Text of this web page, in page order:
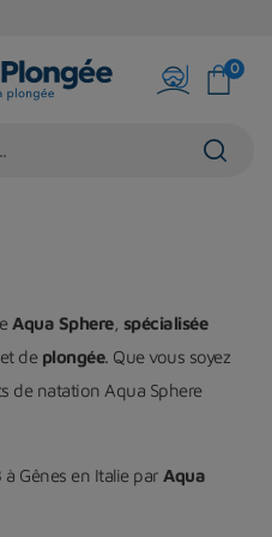
0
Aqua Sphere, spécialisée
et de plongée. Que vous soyez
de natation Aqua Sphere
Gênes en Italie parAqua